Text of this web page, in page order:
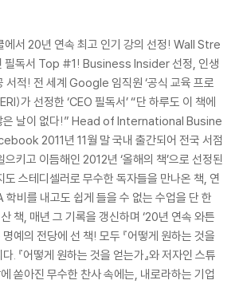
에서 20년 연속 최고 인기 강의 선정! Wall Stre
필독서 Top #1! Business Insider 선정, 인생
서적! 전 세계 Google 임직원 ‘공식 교육 프로
가 선정한 ‘CEO 필독서’ “단 하루도 이 책에
은 날이 없다!” Head of International Busine
2011년 11월 말 국내 출간되어 전국 서점
으키고 이듬해인 2012년 ‘올해의 책’으로 선정된
스테디셀러로 무수한 독자들을 만나온 책, 연
비를 내고도 쉽게 들을 수 없는 수업을 단 한
책, 매년 그 기록을 갱신하며 ‘20년 연속 와튼
예의 전당에 선 책! 모두 『어떻게 원하는 것을
. 『어떻게 원하는 것을 얻는가』와 저자인 스튜
쏟아진 무수한 찬사 속에는, 내로라하는 기업